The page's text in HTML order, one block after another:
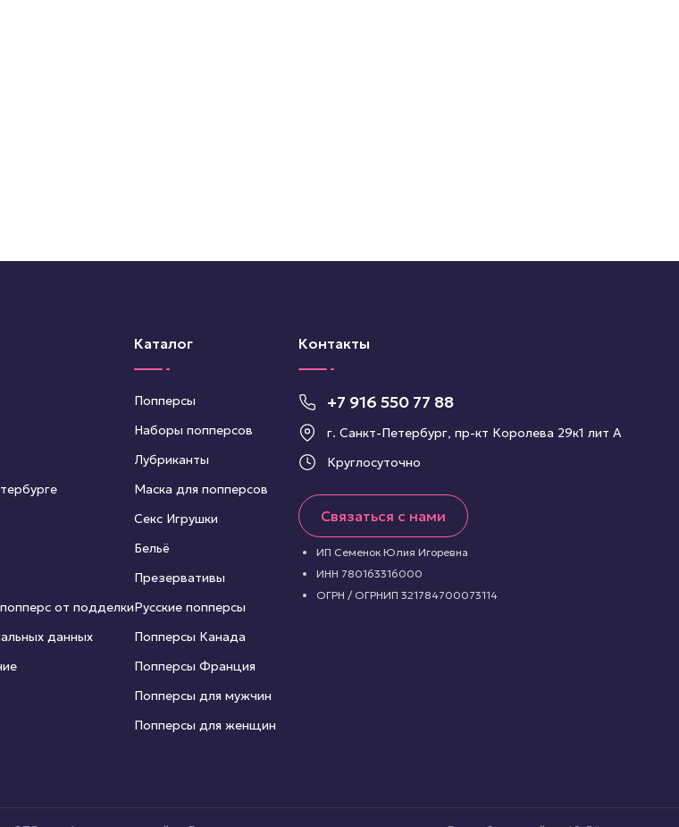
от подделки
данных
Каталог
Попперсы
Наборы попперсов
Лубриканты
Маска для попперсов
Секс Игрушки
Бельё
Презервативы
Русские попперсы
Попперсы Канада
Попперсы Франция
Попперсы для мужчин
Попперсы для женщин
Контакты
+7 916 550 77 88
г. Санкт-Петербург, пр-кт Королева 29к1 лит А
Круглосуточно
Связаться с нами
ИП Семенок Юлия Игоревна
ИНН 780163316000
ОГРН / ОГРНИП 321784700073114